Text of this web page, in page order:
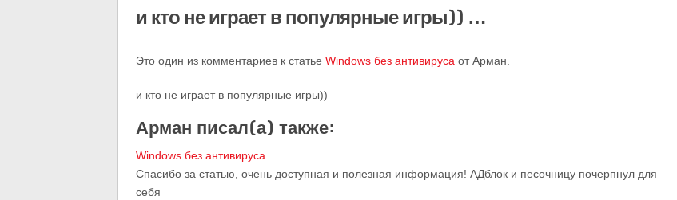
и кто не играет в популярные игры)) …
Это один из комментариев к статье Windows без антивируса от Арман.
и кто не играет в популярные игры))
Арман писал(а) также:
Windows без антивируса
Спасибо за статью, очень доступная и полезная информация! АДблок и песочницу почерпнул для
себя